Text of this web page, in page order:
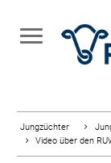
Jungzüchter
Video über den